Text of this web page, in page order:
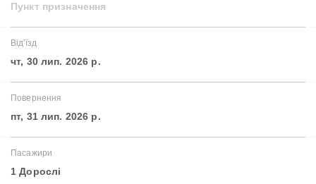
Пункт призначення
Від'їзд
чт, 30 лип. 2026 р.
Повернення
пт, 31 лип. 2026 р.
Пасажири
1 Дорослі